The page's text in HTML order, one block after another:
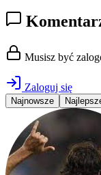
Musisz być
Zaloguj się
Najnowsze